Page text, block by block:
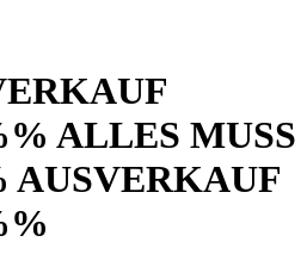
ALLES MUSS
AUSVERKAUF